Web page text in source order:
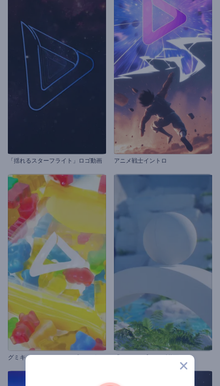
「揺れるスターフライト」ロゴ動画 アニメ戦士イントロ
グ
ミキャンディーのオープニング動画 「エーテル球」ロゴ動画